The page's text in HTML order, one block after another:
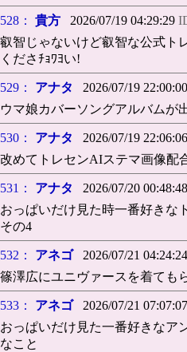
528： 貴方 2026/07/19 04:29:29
叡智じゃないけど叡智な公式ト
くださﾁｮﾜﾖい!
529： アナタ 2026/07/19 22:00:00
ウマ娘カバーソングアルバムが
530： アナタ 2026/07/19 22:06:06
改めてトレセンAIステマ画像配
531： アナタ 2026/07/20 00:48:48
おっぱいだけ見た時一番好き
その4
532： アネゴ2026/07/21 04:24:24
篠澤広にユニヴァースを着ても
533： アネゴ2026/07/21 07:07:07
おっぱいだけ見た一番好きなア
なこと